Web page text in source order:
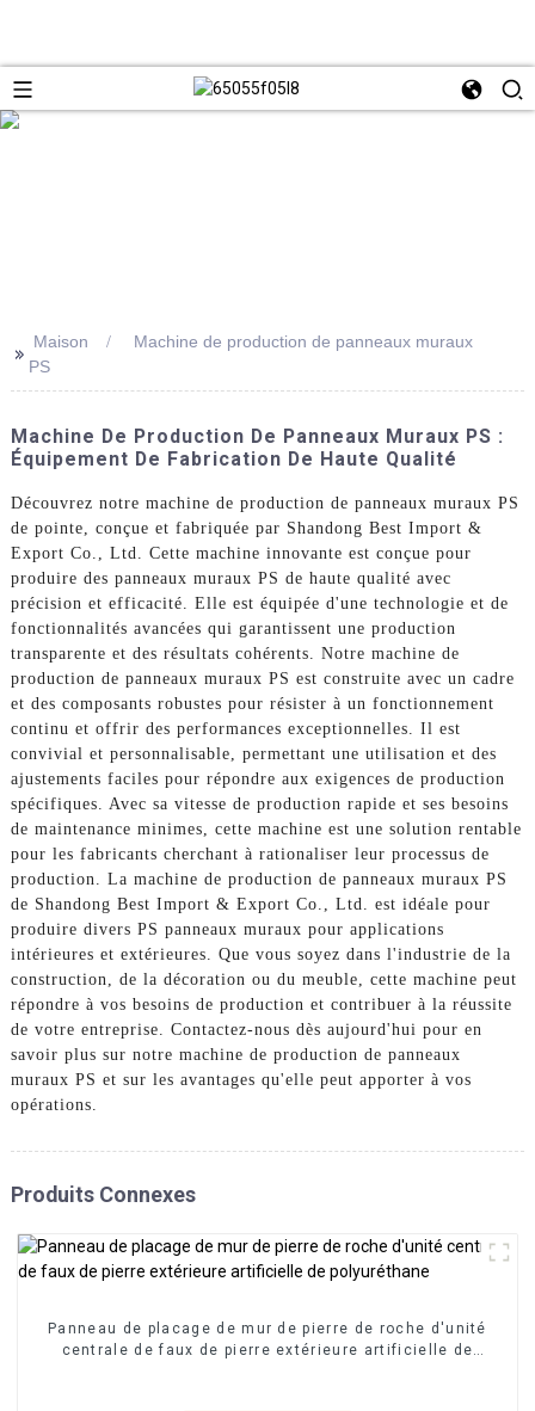
>> Maison
Machine de production de panneaux muraux
PS
Machine De Production De Panneaux Muraux PS :
Équipement De Fabrication De Haute Qualité
Découvrez notre machine de production de panneaux muraux PS
de pointe, conçue et fabriquée par Shandong Best Import &
Export Co., Ltd. Cette machine innovante est conçue pour
produire des panneaux muraux PS de haute qualité avec
précision et efficacité. Elle est équipée d'une technologie et de
fonctionnalités avancées qui garantissent une production
transparente et des résultats cohérents. Notre machine de
production de panneaux muraux PS est construite avec un cadre
et des composants robustes pour résister à un fonctionnement
continu et offrir des performances exceptionnelles. Il est
convivial et personnalisable, permettant une utilisation et des
ajustements faciles pour répondre aux exigences de production
spécifiques. Avec sa vitesse de production rapide et ses besoins
de maintenance minimes, cette machine est une solution rentable
pour les fabricants cherchant à rationaliser leur processus de
production. La machine de production de panneaux muraux PS
de Shandong Best Import & Export Co., Ltd. est idéale pour
produire divers PS panneaux muraux pour applications
intérieures et extérieures. Que vous soyez dans l'industrie de la
construction, de la décoration ou du meuble, cette machine peut
répondre à vos besoins de production et contribuer à la réussite
de votre entreprise. Contactez-nous dès aujourd'hui pour en
savoir plus sur notre machine de production de panneaux
muraux PS et sur les avantages qu'elle peut apporter à vos
opérations.
Produits Connexes
Panneau de placage de mur de pierre de roche d'unité
centrale de faux de pierre extérieure artificielle de